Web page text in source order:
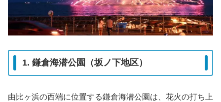
1. 鎌倉海潜公園（坂ノ下地区）
由比ヶ浜の西端に位置する鎌倉海潜公園は、花火の打ち上